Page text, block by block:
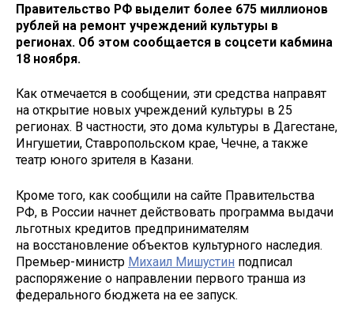
Правительство РФ выделит более 675 миллионов
рублей на ремонт учреждений культуры в
регионах. Об этом сообщается в соцсети кабмина
18 ноября.
Как отмечается в сообщении, эти средства направят
на открытие новых учреждений культуры в 25
регионах. В частности, это дома культуры в Дагестане,
Ингушетии, Ставропольском крае, Чечне, а также
театр юного зрителя в Казани.
Кроме того, как сообщили на сайте Правительства
РФ, в России начнет действовать программа выдачи
льготных кредитов предпринимателям
на восстановление объектов культурного наследия.
Премьер-министр Михаил Мишустин подписал
распоряжение о направлении первого транша из
федерального бюджета на ее запуск.